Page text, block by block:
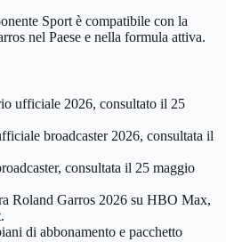
Sport è compatibile con la
nel Paese e nella formula attiva.
ufficiale 2026, consultato il 25
broadcaster 2026, consultata il
consultata il 25 maggio
Roland Garros 2026 su HBO Max,
di abbonamento e pacchetto